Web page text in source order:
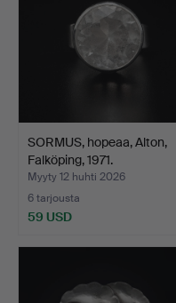
SORMUS, hopeaa, Alton,
Falköping, 1971.
Myyty 12 huhti 2026
6 tarjousta
59 USD